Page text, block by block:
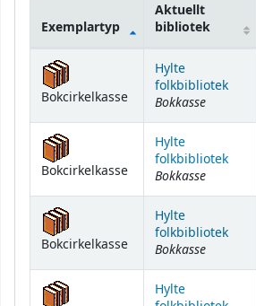
Bestånd
Exemplartyp
Aktuellt
bibliotek
Bokcirkelkasse
Hylte
folkbibliotek
Bokkasse
Bokcirkelkasse
Hylte
folkbibliotek
Bokkasse
Bokcirkelkasse
Hylte
folkbibliotek
Bokkasse
Hylte